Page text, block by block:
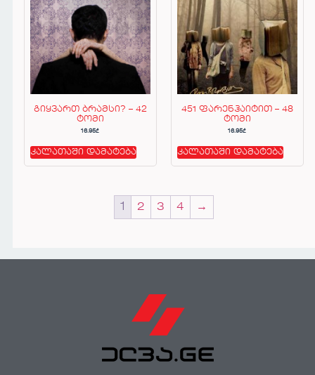
გიყვართ ბრამსი? – 42
ტომი
16.95₾
კალათაში დამატება
451 ფარენჰაიტით – 48
ტომი
16.95₾
კალათაში დამატება
1 2 3 4 →